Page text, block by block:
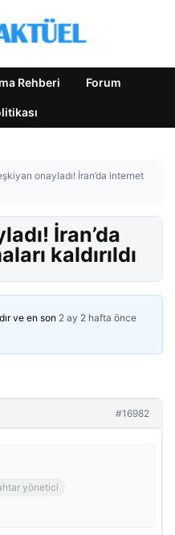
Rehberi Forum
onayladı! İran’da internet
İran’da
kaldırıldı
ve en son 2 ay 2 hafta önce
#16982
yönetici